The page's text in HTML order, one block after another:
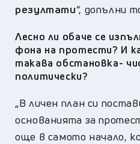
резултати“, допълни
Лесно ли обаче се
фона на протести? И
такава обстановка-
политически?
„В личен план си
основанията за
още в самото начало,